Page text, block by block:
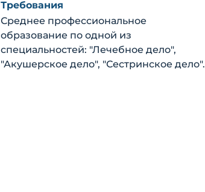
Требования
Среднее профессиональное
образование по одной из
специальностей: "Лечебное дело",
"Акушерское дело", "Сестринское дело".